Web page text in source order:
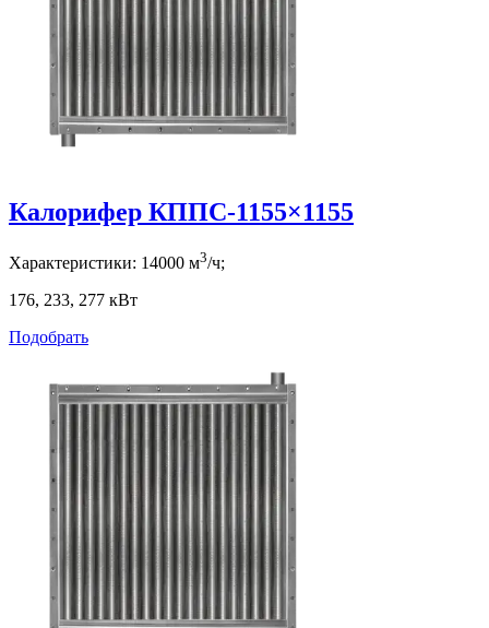
Калорифер КППС-1155×1155
Характеристики: 14000 м3/ч;
176, 233, 277 кВт
Подобрать